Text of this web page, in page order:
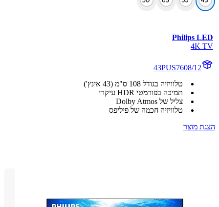
Philips
4K
43PUS7608/12
טלוויזיה בגודל‏ 108 ס"מ (43 אינץ')
תמיכה בפורמטי HDR עיקרי
צליל של Dolby Atmos
טלוויזיה חכמה של פיליפס
מוצר